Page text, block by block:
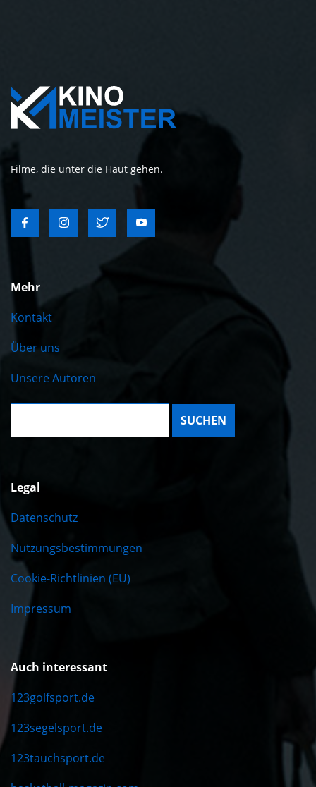
Filme, die unter die Haut gehen.
Mehr
Kontakt
Über uns
Unsere Autoren
Suche:
Legal
Datenschutz
Nutzungsbestimmungen
Cookie-Richtlinien (EU)
Impressum
Auch interessant
123golfsport.de
123segelsport.de
123tauchsport.de